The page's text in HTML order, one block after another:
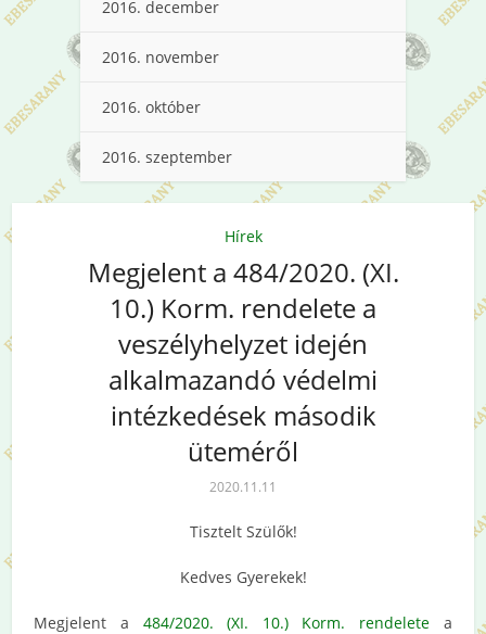
2016. december
2016. november
2016. október
2016. szeptember
Hírek
Megjelent a 484/2020. (XI.
10.) Korm. rendelete a
veszélyhelyzet idején
alkalmazandó védelmi
intézkedések második
üteméről
2020.11.11
Tisztelt Szülők!
Kedves Gyerekek!
Megjelent a 484/2020. (XI. 10.) Korm. rendelete a